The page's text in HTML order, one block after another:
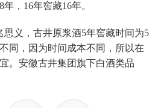
，16年窖藏16年。
思义，古井原浆酒5年窖藏时间为5
同，因为时间成本不同，所以在
。安徽古井集团旗下白酒类品